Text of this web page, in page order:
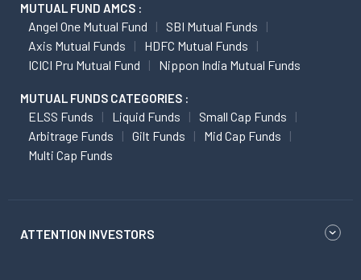
MUTUAL FUND AMCS :
Angel One Mutual Fund
SBI Mutual Funds
Axis Mutual Funds
HDFC Mutual Funds
ICICI Pru Mutual Fund
Nippon India Mutual Funds
MUTUAL FUNDS CATEGORIES :
ELSS Funds Liquid Funds
Small Cap Funds
Arbitrage Funds
Gilt Funds
Mid Cap Funds
Multi Cap Funds
ATTENTION INVESTORS